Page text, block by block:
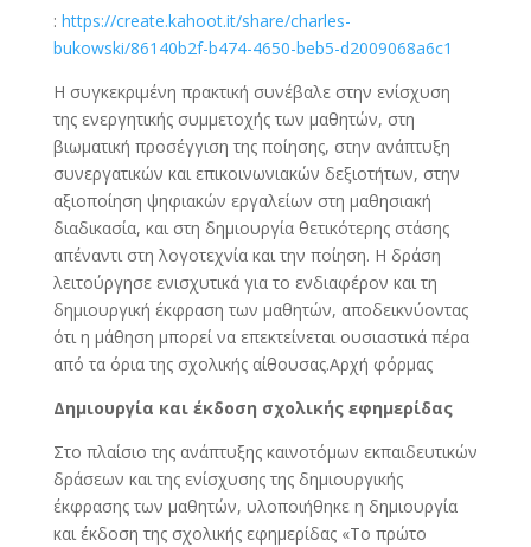
: https://create.kahoot.it/share/charles-
bukowski/86140b2f-b474-4650-beb5-d2009068a6c1
Η συγκεκριμένη πρακτική συνέβαλε στην ενίσχυση
της ενεργητικής συμμετοχής των μαθητών, στη
βιωματική προσέγγιση της ποίησης, στην ανάπτυξη
συνεργατικών και επικοινωνιακών δεξιοτήτων, στην
αξιοποίηση ψηφιακών εργαλείων στη μαθησιακή
διαδικασία, και στη δημιουργία θετικότερης στάσης
απέναντι στη λογοτεχνία και την ποίηση. Η δράση
λειτούργησε ενισχυτικά για το ενδιαφέρον και τη
δημιουργική έκφραση των μαθητών, αποδεικνύοντας
ότι η μάθηση μπορεί να επεκτείνεται ουσιαστικά πέρα
από τα όρια της σχολικής αίθουσας.Αρχή φόρμας
Δημιουργία και έκδοση σχολικής εφημερίδας
Στο πλαίσιο της ανάπτυξης καινοτόμων εκπαιδευτικών
δράσεων και της ενίσχυσης της δημιουργικής
έκφρασης των μαθητών, υλοποιήθηκε η δημιουργία
και έκδοση της σχολικής εφημερίδας «Το πρώτο